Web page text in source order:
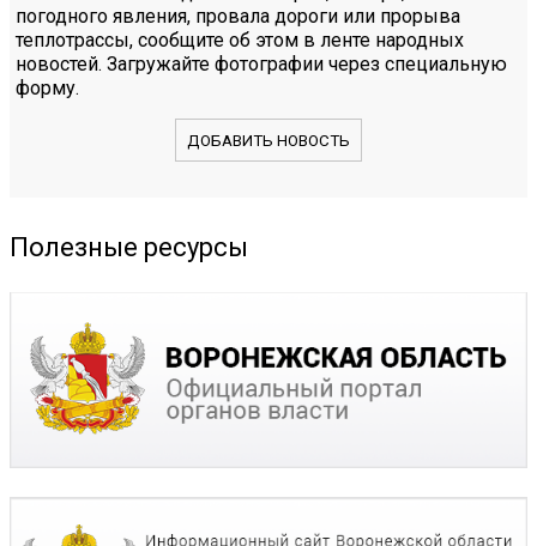
погодного явления, провала дороги или прорыва
теплотрассы, сообщите об этом в ленте народных
новостей. Загружайте фотографии через специальную
форму.
ДОБАВИТЬ НОВОСТЬ
Полезные ресурсы